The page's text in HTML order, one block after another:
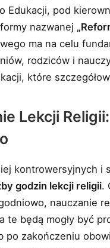
Edukacji, pod
nazwanej
ma na celu
rodziców i
które
Lekcji
kontrowersyjnych
godzin lekcji religii.
nauczanie
te będą mogły być
po zakończeniu